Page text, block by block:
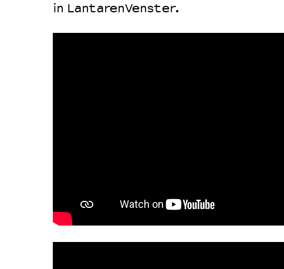
in LantarenVenster.